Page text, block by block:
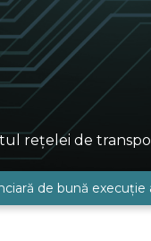
rețelei de
de bună execuție